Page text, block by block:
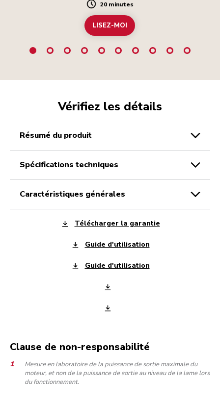
Duration
20 minutes
LISEZ-MOI
Vérifiez les détails
résumé du produit
spécifications techniques
caractéristiques générales
Télécharger la garantie
Guide d'utilisation
Guide d'utilisation
Clause de non-responsabilité
Mesure en laboratoire de la puissance de sortie maximale du
moteur, et non de la puissance de sortie au niveau de la lame lors
du fonctionnement.